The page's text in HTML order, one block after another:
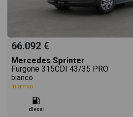
66.092 €
Mercedes Sprinter
Furgone 315CDI 43/35 PRO
bianco
In arrivo
diesel